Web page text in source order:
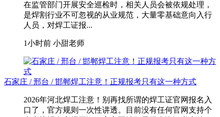
在监管部门开展安全巡检时，相关人员会被依规处理，
是焊割行业不可忽视的从业规范，大量零基础意向入行
人员，对焊工证报...
1小时前 小甜老师
石家庄 / 邢台 / 邯郸焊工注意！正规报考只有这一种方式
2026年河北焊工注意！别再找所谓的焊工证官网报名入
口了，官方规则一次性讲透。目前没有任何官网支持个